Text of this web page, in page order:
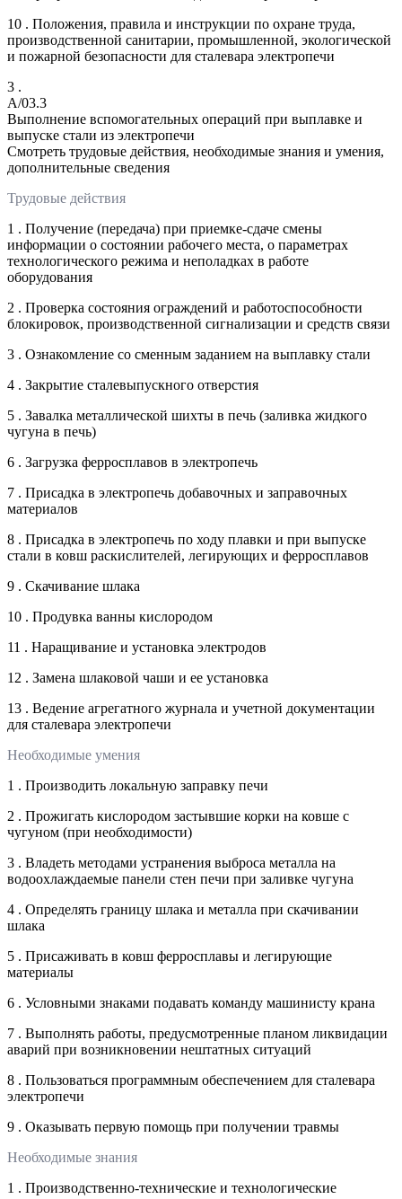
10 . Положения, правила и инструкции по охране труда,
производственной санитарии, промышленной, экологической
и пожарной безопасности для сталевара электропечи
3 .
A/03.3
Выполнение вспомогательных операций при выплавке и
выпуске стали из электропечи
Смотреть трудовые действия, необходимые знания и умения,
дополнительные сведения
Трудовые действия
1 . Получение (передача) при приемке-сдаче смены
информации о состоянии рабочего места, о параметрах
технологического режима и неполадках в работе
оборудования
2 . Проверка состояния ограждений и работоспособности
блокировок, производственной сигнализации и средств связи
3 . Ознакомление со сменным заданием на выплавку стали
4 . Закрытие сталевыпускного отверстия
5 . Завалка металлической шихты в печь (заливка жидкого
чугуна в печь)
6 . Загрузка ферросплавов в электропечь
7 . Присадка в электропечь добавочных и заправочных
материалов
8 . Присадка в электропечь по ходу плавки и при выпуске
стали в ковш раскислителей, легирующих и ферросплавов
9 . Скачивание шлака
10 . Продувка ванны кислородом
11 . Наращивание и установка электродов
12 . Замена шлаковой чаши и ее установка
13 . Ведение агрегатного журнала и учетной документации
для сталевара электропечи
Необходимые умения
1 . Производить локальную заправку печи
2 . Прожигать кислородом застывшие корки на ковше с
чугуном (при необходимости)
3 . Владеть методами устранения выброса металла на
водоохлаждаемые панели стен печи при заливке чугуна
4 . Определять границу шлака и металла при скачивании
шлака
5 . Присаживать в ковш ферросплавы и легирующие
материалы
6 . Условными знаками подавать команду машинисту крана
7 . Выполнять работы, предусмотренные планом ликвидации
аварий при возникновении нештатных ситуаций
8 . Пользоваться программным обеспечением для сталевара
электропечи
9 . Оказывать первую помощь при получении травмы
Необходимые знания
1 . Производственно-технические и технологические